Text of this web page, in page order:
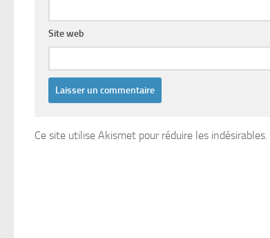
Site web
Ce site utilise Akismet pour réduire les indésirables.